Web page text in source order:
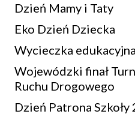
Dzień Mamy i Taty
Eko Dzień Dziecka
Wycieczka
Wojewódzki finał
Ruchu Drogowego
Dzień Patrona Szkoły